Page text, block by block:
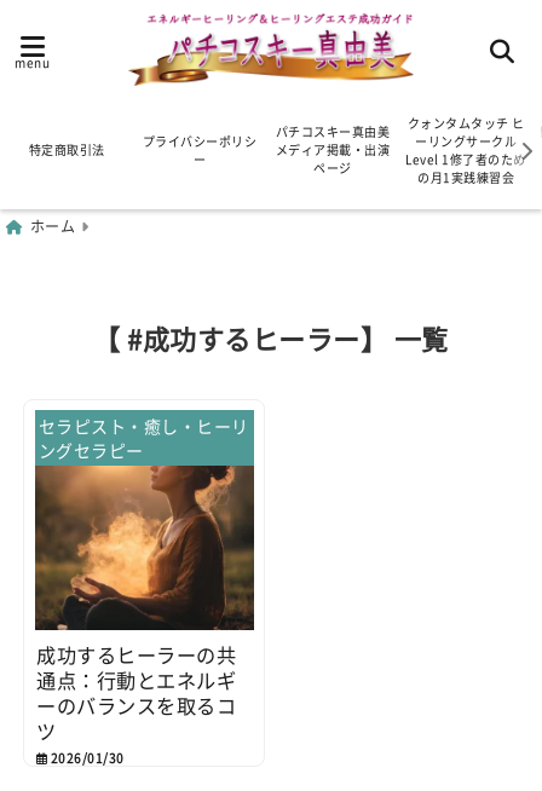
menu
特定商取引法
プライバシーポリシ
ー
パチコスキー真由美
メディア掲載・出演
ページ
クォンタムタッチ ヒ
ーリングサークル
Level 1修了者のため
の月1実践練習会
ホーム
【 #成功するヒーラー】 一覧
セラピスト・癒し・ヒーリ
ングセラピー
成功するヒーラーの共
通点：行動とエネルギ
ーのバランスを取るコ
ツ
2026/01/30